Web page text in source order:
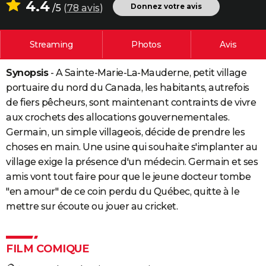
Destinations
City break
Voyage nature
Voyage de noces
Forum
Climat
+
BONS PLANS
CARTE DE VOEUX
Carte de Noël
Carte Bonne année
Carte Saint-Valentin
Carte Pâques
Carte d'anniversaire
DICTIONNAIRE
Dictionnaire
Biographies
Citations
Expressions
Proverbes
PROGRAMME TV
COPAINS D'AVANT
S'inscrire
Se connecter
Lycées
Collèges
Primaires
Universités
Entreprises
Service militaire
Avis de recherche
AVIS DE DÉCÈS
FORUM
4.4 /5 (78 avis) Donnez votre avis
Streaming Photos Avis
Synopsis- A Sainte-Marie-La-Mauderne, petit village
portuaire du nord du Canada, les habitants, autrefois
de fiers pêcheurs, sont maintenant contraints de vivre
aux crochets des allocations gouvernementales.
Germain, un simple villageois, décide de prendre les
choses en main. Une usine qui souhaite s'implanter au
village exige la présence d'un médecin. Germain et ses
amis vont tout faire pour que le jeune docteur tombe
"en amour" de ce coin perdu du Québec, quitte à le
mettre sur écoute ou jouer au cricket.
FILM COMIQUE